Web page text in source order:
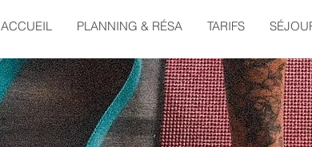
ACCUEIL PLANNING & RÉSA TARIFS